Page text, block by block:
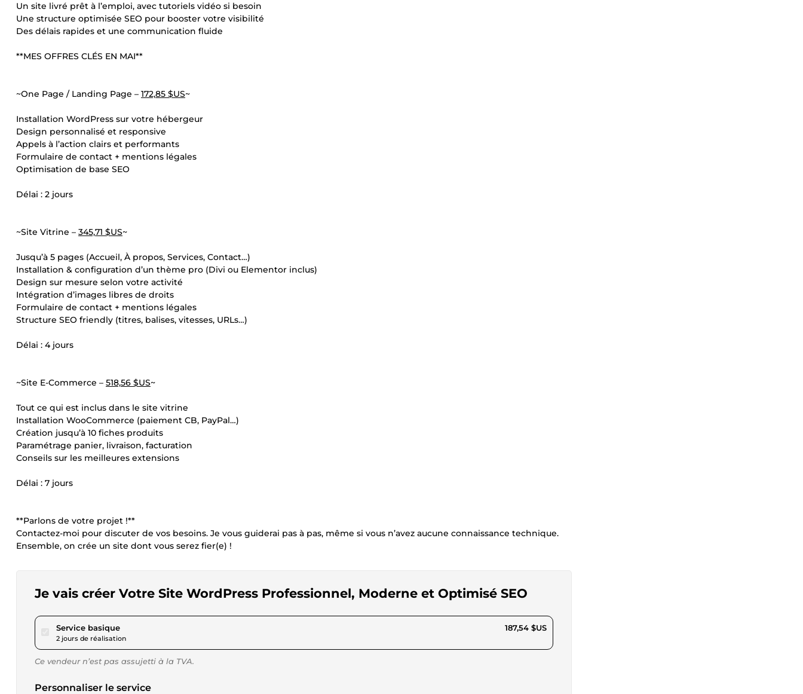
Un site livré prêt à l’emploi, avec tutoriels vidéo si besoin
Une structure optimisée SEO pour booster votre visibilité
Des délais rapides et une communication fluide
**MES OFFRES CLÉS EN MAI**
~One Page / Landing Page – 172,85 $US~
Installation WordPress sur votre hébergeur
Design personnalisé et responsive
Appels à l’action clairs et performants
Formulaire de contact + mentions légales
Optimisation de base SEO
Délai : 2 jours
~Site Vitrine – 345,71 $US~
Jusqu’à 5 pages (Accueil, À propos, Services, Contact…)
Installation & configuration d’un thème pro (Divi ou Elementor inclus)
Design sur mesure selon votre activité
Intégration d’images libres de droits
Formulaire de contact + mentions légales
Structure SEO friendly (titres, balises, vitesses, URLs…)
Délai : 4 jours
~Site E-Commerce – 518,56 $US~
Tout ce qui est inclus dans le site vitrine
Installation WooCommerce (paiement CB, PayPal…)
Création jusqu’à 10 fiches produits
Paramétrage panier, livraison, facturation
Conseils sur les meilleures extensions
Délai : 7 jours
**Parlons de votre projet !**
Contactez-moi pour discuter de vos besoins. Je vous guiderai pas à pas, même si vous n’avez aucune connaissance technique.
Ensemble, on crée un site dont vous serez fier(e) !
Je vais créer Votre Site WordPress Professionnel, Moderne et Optimisé SEO
Service basiquepour 172,85 $US
2 jours de réalisation
187,54 $US
Ce vendeur n’est pas assujetti à la TVA.
Personnaliser le service